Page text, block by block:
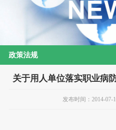
政策法规
关于用人单位落实职业病
发布时间：2014-07-